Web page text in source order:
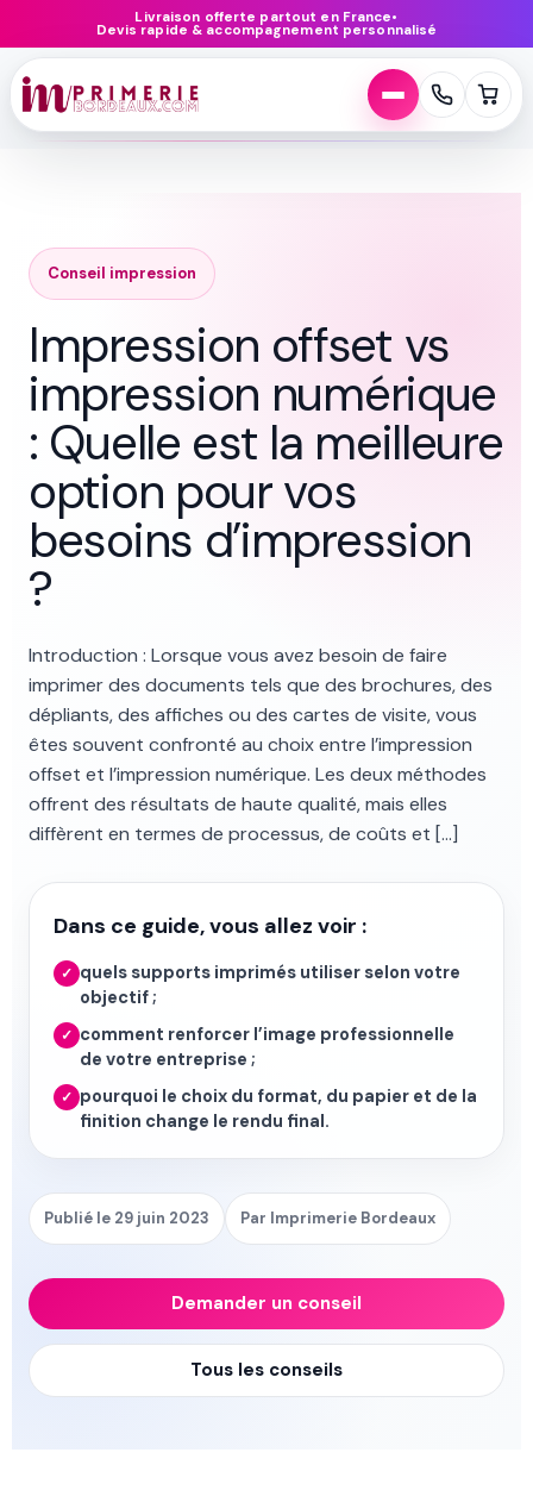
au
contenu
Livraison offerte partout en France•
Devis rapide & accompagnement personnalisé
Conseil impression
Impression offset vs
impression numérique
: Quelle est la meilleure
option pour vos
besoins d’impression
?
Introduction : Lorsque vous avez besoin de faire
imprimer des documents tels que des brochures, des
dépliants, des affiches ou des cartes de visite, vous
êtes souvent confronté au choix entre l’impression
offset et l’impression numérique. Les deux méthodes
offrent des résultats de haute qualité, mais elles
diffèrent en termes de processus, de coûts et […]
Dans ce guide, vous allez voir :
✓ quels supports imprimés utiliser selon votre
objectif ;
✓ comment renforcer l’image professionnelle
de votre entreprise ;
✓ pourquoi le choix du format, du papier et de la
finition change le rendu final.
Publié le 29 juin 2023 Par Imprimerie Bordeaux
Demander un conseil
Tous les conseils